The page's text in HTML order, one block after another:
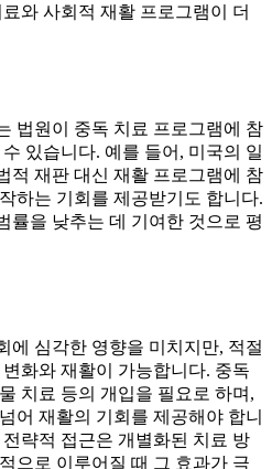
와 사회적 재활 프로그램이 더
법원이 중독 치료 프로그램에 참
있습니다. 예를 들어, 미국의 일
적 재판 대신 재활 프로그램에 참
하는 기회를 제공받기도 합니다.
률을 낮추는 데 기여한 것으로 평
에 심각한 영향을 미치지만, 적절
화와 재활이 가능합니다. 중독
치료 등의 개입을 필요로 하며,
어 재활의 기회를 제공해야 합니
략적 접근은 개별화된 치료 방
으로 이루어질 때 그 효과가 극